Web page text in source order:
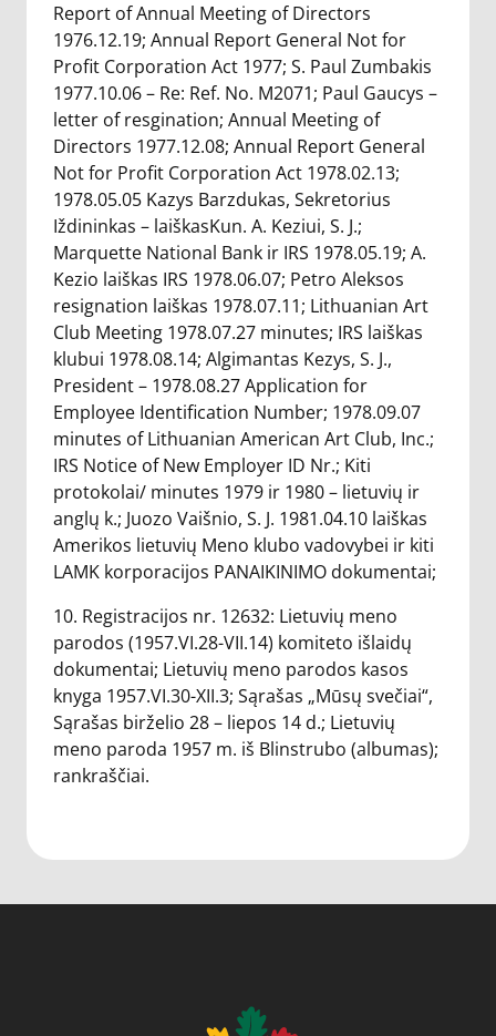
Report of Annual Meeting of Directors
1976.12.19; Annual Report General Not for
Profit Corporation Act 1977; S. Paul Zumbakis
1977.10.06 – Re: Ref. No. M2071; Paul Gaucys –
letter of resgination; Annual Meeting of
Directors 1977.12.08; Annual Report General
Not for Profit Corporation Act 1978.02.13;
1978.05.05 Kazys Barzdukas, Sekretorius
Iždininkas – laiškasKun. A. Keziui, S. J.;
Marquette National Bank ir IRS 1978.05.19; A.
Kezio laiškas IRS 1978.06.07; Petro Aleksos
resignation laiškas 1978.07.11; Lithuanian Art
Club Meeting 1978.07.27 minutes; IRS laiškas
klubui 1978.08.14; Algimantas Kezys, S. J.,
President – 1978.08.27 Application for
Employee Identification Number; 1978.09.07
minutes of Lithuanian American Art Club, Inc.;
IRS Notice of New Employer ID Nr.; Kiti
protokolai/ minutes 1979 ir 1980 – lietuvių ir
anglų k.; Juozo Vaišnio, S. J. 1981.04.10 laiškas
Amerikos lietuvių Meno klubo vadovybei ir kiti
LAMK korporacijos PANAIKINIMO dokumentai;
10. Registracijos nr. 12632: Lietuvių meno
parodos (1957.VI.28-VII.14) komiteto išlaidų
dokumentai; Lietuvių meno parodos kasos
knyga 1957.VI.30-XII.3; Sąrašas „Mūsų svečiai“,
Sąrašas birželio 28 – liepos 14 d.; Lietuvių
meno paroda 1957 m. iš Blinstrubo (albumas);
rankraščiai.